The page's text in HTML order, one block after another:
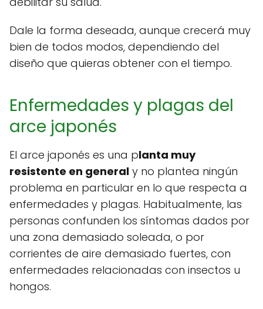
Dale la forma deseada, aunque crecerá muy
bien de todos modos, dependiendo del
diseño que quieras obtener con el tiempo.
Enfermedades y plagas del
arce japonés
El arce japonés es una planta muy
resistente en general y no plantea ningún
problema en particular en lo que respecta a
enfermedades y plagas. Habitualmente, las
personas confunden los síntomas dados por
una zona demasiado soleada, o por
corrientes de aire demasiado fuertes, con
enfermedades relacionadas con insectos u
hongos.